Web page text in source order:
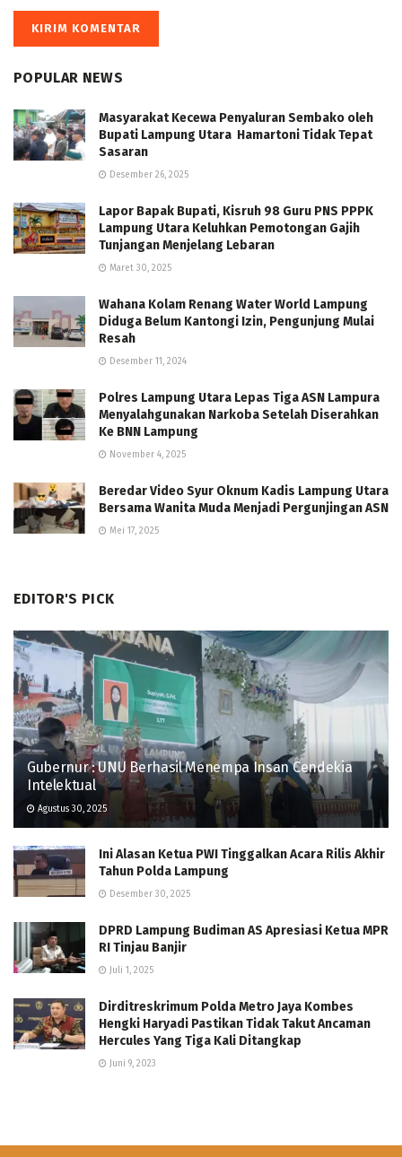
POPULAR NEWS
Masyarakat Kecewa Penyaluran Sembako oleh
Bupati Lampung Utara Hamartoni Tidak Tepat
Sasaran
Desember 26, 2025
Lapor Bapak Bupati, Kisruh 98 Guru PNS PPPK
Lampung Utara Keluhkan Pemotongan Gajih
Tunjangan Menjelang Lebaran
Maret 30, 2025
Wahana Kolam Renang Water World Lampung
Diduga Belum Kantongi Izin, Pengunjung Mulai
Resah
Desember 11, 2024
Polres Lampung Utara Lepas Tiga ASN Lampura
Menyalahgunakan Narkoba Setelah Diserahkan
Ke BNN Lampung
November 4, 2025
Beredar Video Syur Oknum Kadis Lampung Utara
Bersama Wanita Muda Menjadi Pergunjingan ASN
Mei 17, 2025
EDITOR'S PICK
Gubernur : UNU Berhasil Menempa Insan Cendekia
Intelektual
Agustus 30, 2025
Ini Alasan Ketua PWI Tinggalkan Acara Rilis Akhir
Tahun Polda Lampung
Desember 30, 2025
DPRD Lampung Budiman AS Apresiasi Ketua MPR
RI Tinjau Banjir
Juli 1, 2025
Dirditreskrimum Polda Metro Jaya Kombes
Hengki Haryadi Pastikan Tidak Takut Ancaman
Hercules Yang Tiga Kali Ditangkap
Juni 9, 2023